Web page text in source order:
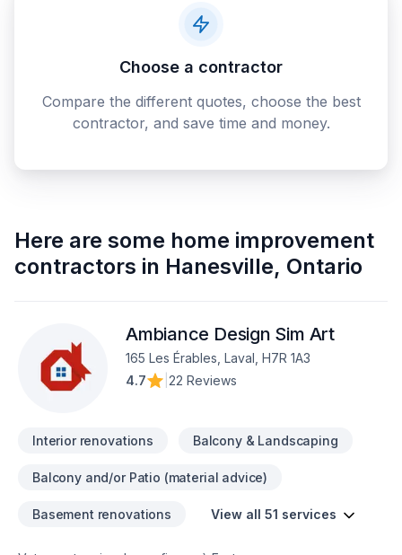
Choose a contractor
Compare the different quotes, choose the best
contractor, and save time and money.
Here are some home improvement
contractors in Hanesville, Ontario
Ambiance Design Sim Art
165 Les Érables, Laval, H7R 1A3
4.7
22 Reviews
Interior renovations Balcony & Landscaping
Balcony and/or Patio (material advice)
Basement renovations View all 51 services